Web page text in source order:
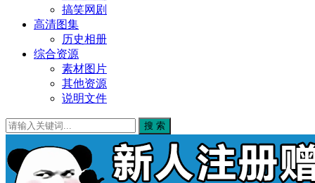
搞笑网剧
高清图集
历史相册
综合资源
素材图片
其他资源
说明文件
搜 索